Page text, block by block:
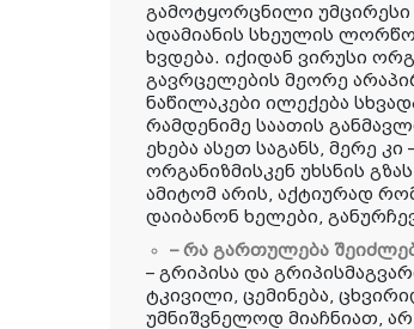
გამოტყორცნილი უმცირესი
ადამიანის სხეულის
ხვდება. იქიდან ვირუსი
გავრცელების მეორე
ნაწილაკები ილექება
რამდენიმე საათის
ეხება ასეთ საგანს, მერე
ორგანიზმისკენ უხსნის
ამიტომ არის, აქტიურად
დაიბანონ ხელები,
– რა გართულება
– გრიპისა და
ტკივილი, ცემინება,
უმნიშვნელოდ მიაჩნიათ,